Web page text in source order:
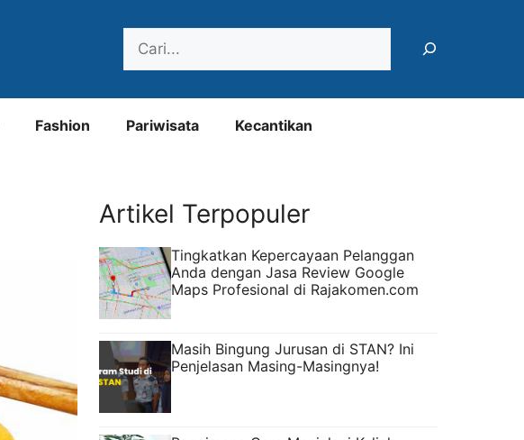
Fashion Pariwisata Kecantikan
Artikel Terpopuler
Tingkatkan Kepercayaan Pelanggan
Anda dengan Jasa Review Google
Maps Profesional di Rajakomen.com
Masih Bingung Jurusan di STAN? Ini
Penjelasan Masing-Masingnya!